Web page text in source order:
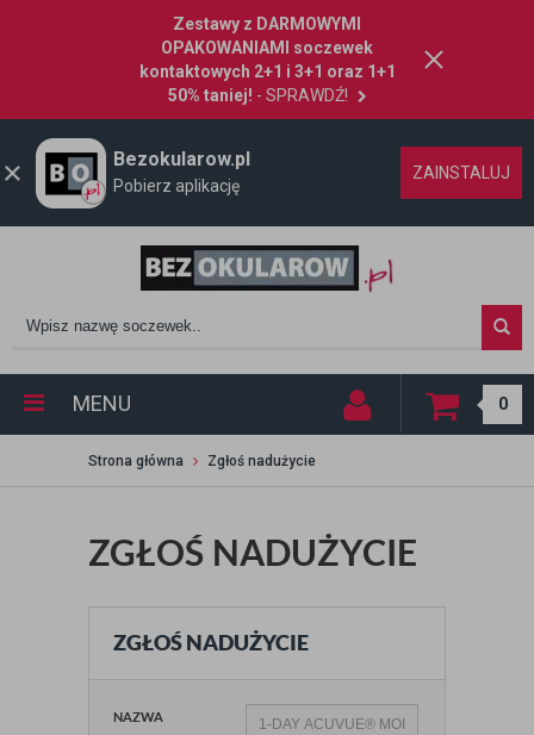
Zestawy z DARMOWYMI
OPAKOWANIAMI soczewek
kontaktowych 2+1 i 3+1 oraz 1+1
50% taniej! - SPRAWDŹ!
Bezokularow.pl
Pobierz aplikację
ZAINSTALUJ
MENU 0
Strona główna Zgłoś nadużycie
ZGŁOŚ NADUŻYCIE
ZGŁOŚ NADUŻYCIE
NAZWA